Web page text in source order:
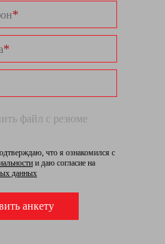
*
*
файл с резюме
что я ознакомился с
и даю согласие на
данных